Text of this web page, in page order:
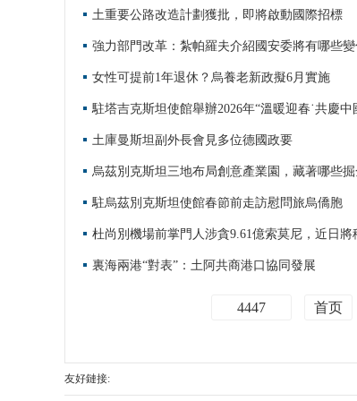
土重要公路改造計劃獲批，即將啟動國際招標
強力部門改革：紮帕羅夫介紹國安委將有哪些
女性可提前1年退休？烏養老新政擬6月實施
駐塔吉克斯坦使館舉辦2026年“溫暖迎春˙共慶
土庫曼斯坦副外長會見多位德國政要
烏茲別克斯坦三地布局創意產業園，藏著哪些掘
駐烏茲別克斯坦使館春節前走訪慰問旅烏僑胞
杜尚別機場前掌門人涉貪9.61億索莫尼，近日將
裏海兩港“對表”：土阿共商港口協同發展
4447 首页
友好鏈接: